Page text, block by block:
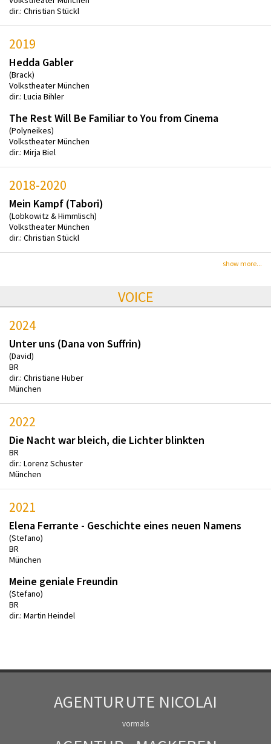
dir.: Christian Stückl
2019
Hedda Gabler
(Brack)
Volkstheater München
dir.: Lucia Bihler
The Rest Will Be Familiar to You from Cinema
(Polyneikes)
Volkstheater München
dir.: Mirja Biel
2018-2020
Mein Kampf (Tabori)
(Lobkowitz & Himmlisch)
Volkstheater München
dir.: Christian Stückl
show more...
VOICE
2024
Unter uns (Dana von Suffrin)
(David)
BR
dir.: Christiane Huber
München
2022
Die Nacht war bleich, die Lichter blinkten
BR
dir.: Lorenz Schuster
München
2021
Elena Ferrante - Geschichte eines neuen Namens
(Stefano)
BR
München
Meine geniale Freundin
(Stefano)
BR
dir.: Martin Heindel
AGENTURUTE NICOLAI
vormals